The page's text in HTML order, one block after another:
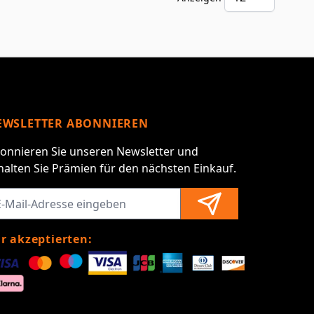
ABONNIEREN
Sie unseren Newsletter und
Sie Prämien für den nächsten Einkauf.
akzeptierten: